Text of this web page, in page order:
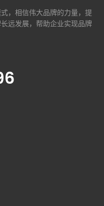
，相信伟大品牌的力量，提
远发展，帮助企业实现品牌